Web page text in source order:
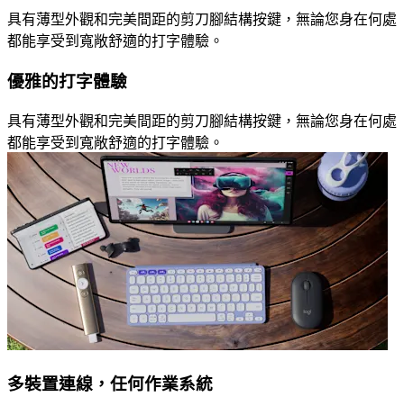
具有薄型外觀和完美間距的剪刀腳結構按鍵，無論您身在何處
都能享受到寬敞舒適的打字體驗。
優雅的打字體驗
具有薄型外觀和完美間距的剪刀腳結構按鍵，無論您身在何處
都能享受到寬敞舒適的打字體驗。
多裝置連線，任何作業系統